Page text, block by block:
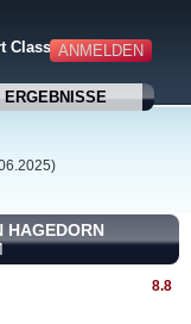
ANMELDEN
Classics
ERGEBNISSE
HAGEDORN
8.8